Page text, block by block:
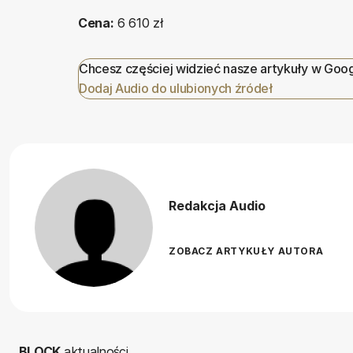
Cena: 6 610 zł
Chcesz częściej widzieć nasze artykuły w
Dodaj Audio do ulubionych źródeł
Redakcja Audio
ZOBACZ ARTYKUŁY AUTORA